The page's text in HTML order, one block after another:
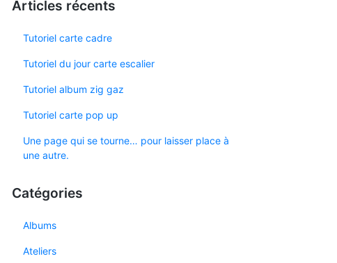
Articles récents
Tutoriel carte cadre
Tutoriel du jour carte escalier
Tutoriel album zig gaz
Tutoriel carte pop up
Une page qui se tourne… pour laisser place à
une autre.
Catégories
Albums
Ateliers